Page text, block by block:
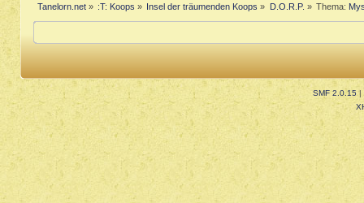
Tanelorn.net» :T: Koops » Insel der träumenden Koops » D.O.R.P. » Thema:
SMF 2.0.15 |